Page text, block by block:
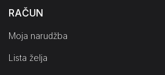
RAČUN
Moja narudžba
Lista želja